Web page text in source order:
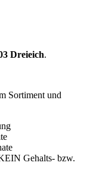
Dreieich.
Sortiment und
Gehalts- bzw.